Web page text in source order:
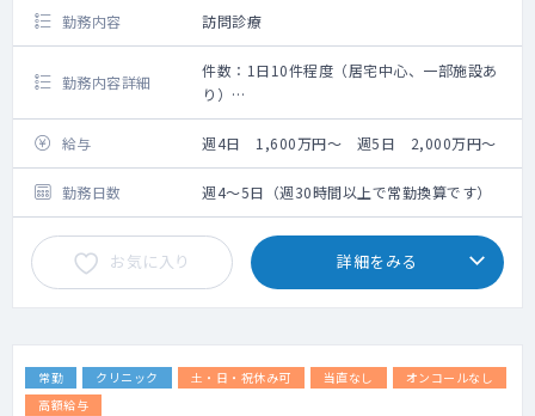
勤務内容 訪問診療
勤務内容詳細
件数：1日10件程度（居宅中心、一部施設あ
り）
訪問診療をお願いいたします。
給与
週4日 1,600万円～ 週5日 2,000万円～
勤務日数 週4～5日（週30時間以上で常勤換算です）
お気に入り 詳細をみる
常勤 クリニック 土・日・祝休み可 当直なし
オンコールなし
高額給与